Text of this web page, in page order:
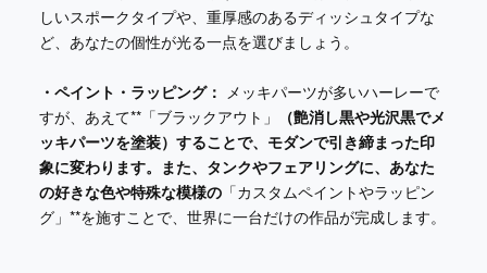
しいスポークタイプや、重厚感のあるディッシュタイプな
ど、あなたの個性が光る一点を選びましょう。
・ペイント・ラッピング：
メッキパーツが多いハーレーで
すが、あえて**「ブラックアウト」
（艶消し黒や光沢黒でメ
ッキパーツを塗装）することで、モダンで引き締まった印
象に変わります。また、タンクやフェアリングに、あなた
の好きな色や特殊な模様の 「カスタムペイントやラッピン
グ」**を施すことで、世界に一台だけの作品が完成します。